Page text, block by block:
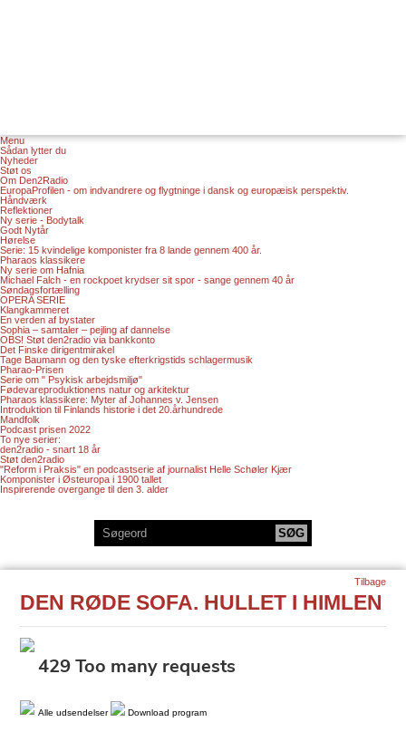
Menu
Sådan lytter du
Nyheder
Støt os
Om Den2Radio
EuropaProfilen - om indvandrere og flygtninge i dansk og europæisk perspektiv.
Håndværk
Reflektioner
Ny serie - Bodytalk
Godt Nytår
Hørelse
Serie: 15 kvindelige komponister fra 8 lande gennem 400 år.
Pharaos klassikere
Ny serie om Hafnia
Michael Falch - en rockpoet krydser sit spor - sange gennem 40 år
Søndagsfortælling
OPERA SERIE
Klangkammeret
En verden af bystater
Sophia – samtaler – pejling af dannelse
OBS! Støt den2radio via bankkonto
Det Finske dirigentmirakel
Tage Baumann og den tyske efterkrigstids schlagermusik
Pharao-Prisen
Serie om " Psykisk arbejdsmiljø"
Fødevareproduktionens natur og arkitektur
Pharaos klassikere: Myter af Johannes v. Jensen
Introduktion til Finlands historie i det 20.århundrede
Mandfolk
Podcast prisen 2022
To nye serier:
den2radio - snart 18 år
Støt den2radio
"Reform i Praksis" en podcastserie af journalist Helle Schøler Kjær
Komponister i Østeuropa i 1900 tallet
Inspirerende overgange til den 3. alder
DEN RØDE SOFA. HULLET I HIMLEN
Alle udsendelser Download program
Tilbage